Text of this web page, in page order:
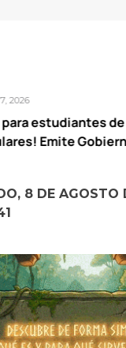
de escuelas
del EdoMéx
8 DE AGOSTO